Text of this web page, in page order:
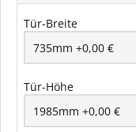
Tür-Breite
Tür-Höhe